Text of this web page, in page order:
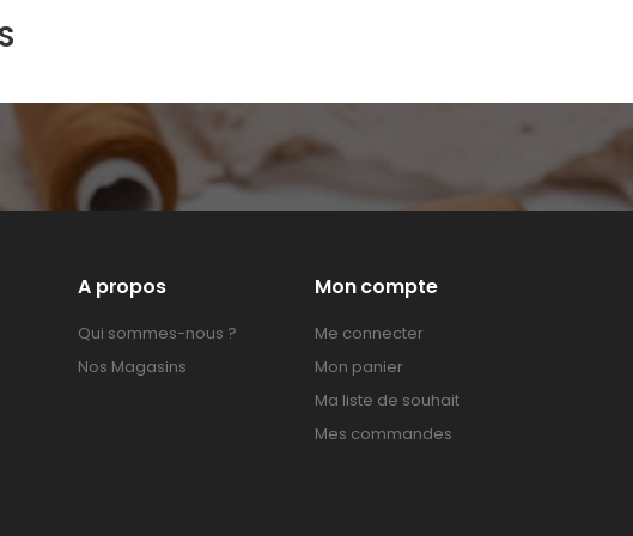
A propos
Qui sommes-nous ?
Nos Magasins
Mon compte
Me connecter
Mon panier
Ma liste de souhait
Mes commandes